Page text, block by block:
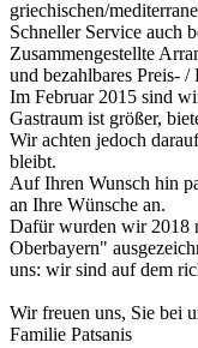
griechischen/
Schneller Service auch
Zusammengestellte
und bezahlbares Preis-
Im Februar 2015 sind
Gastraum ist größer,
Wir achten jedoch
bleibt.
Auf Ihren Wunsch hin
an Ihre Wünsche an.
Dafür wurden wir 2018
Oberbayern"
uns: wir sind auf dem
Wir freuen uns, Sie bei
Familie Patsanis